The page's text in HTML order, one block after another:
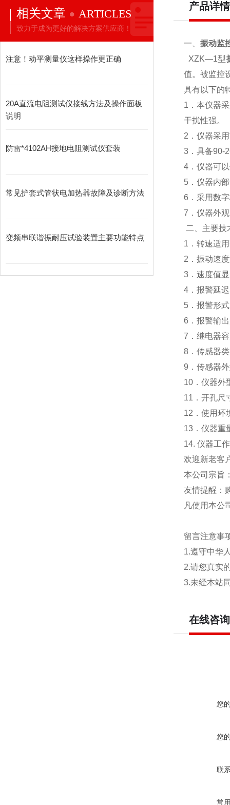
相关文章 ARTICLES
致力于成为更好的解决方案供应商！
注意！动平测量仪这样操作更正确
20A直流电阻测试仪接线方法及操作面板
说明
防雷*4102AH接地电阻测试仪套装
常见护套式管状电加热器故障及诊断方法
变频串联谐振耐压试验装置主要功能特点
产品详情
一、 振动监
XZK―1型
值。被监控
具有以下的
1．本仪器
干扰性强。
2．仪器采
3．具备90-
4．仪器可
5．仪器内
6．采用数
7．仪器外
二、 主要
1．转速适
2．振动速
3．速度值
4．报警延
5．报警形
6．报警输
7．继电器
8．传感器
9．传感器
10．仪器外
11．开孔
12．使用
13．仪器
14. 仪器工
欢迎新老客
本公司宗旨
友情提醒：
凡使用本公
留言注意事
1.遵守中华
2.请您真实
3.未经本站
在线咨询
您
您
联
常